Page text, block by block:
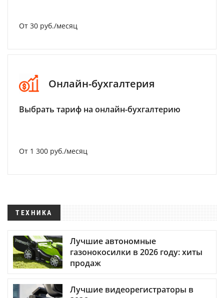
От 30 руб./месяц
Онлайн-бухгалтерия
Выбрать тариф на онлайн-бухгалтерию
От 1 300 руб./месяц
ТЕХНИКА
Лучшие автономные
газонокосилки в 2026 году: хиты
продаж
Лучшие видеорегистраторы в